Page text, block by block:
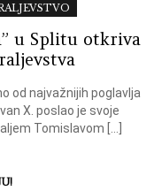
u Splitu otkriva
od najvažnijih poglavlja
X. poslao je svoje
Tomislavom […]